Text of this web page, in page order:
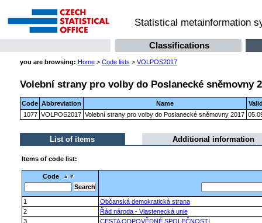
Statistical metainformation
Classifications
you are browsing: Home> Code lists > VOLPOS2017
Volební strany pro volby do Poslanecké sněmovny
Code Abbreviation Name
1077 VOLPOS2017 Volební strany pro volby do Poslanecké sněmovny 2017
List of items Additional information
Items of code list:
Code
1
Občanská demokratická strana
2
Řád národa - Vlastenecká unie
3
CESTA ODPOVĚDNÉ SPOLEČNOSTI